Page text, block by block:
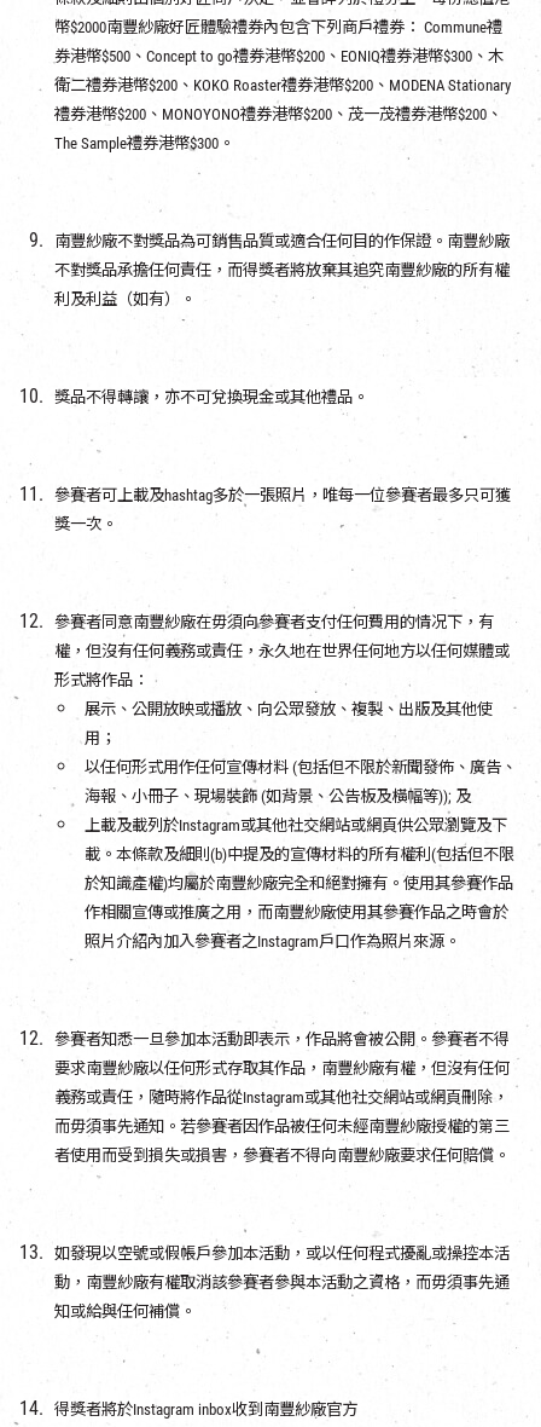
幣$2000南豐紗廠好匠體驗禮券內包含下列商戶禮券： Commune禮
券港幣$500、Concept to go禮券港幣$200、EONIQ禮券港幣$300、木
衛二禮券港幣$200、KOKO Roaster禮券港幣$200、MODENA Stationary
禮券港幣$200、MONOYONO禮券港幣$200、茂一茂禮券港幣$200、
The Sample禮券港幣$300。
南豐紗廠不對獎品為可銷售品質或適合任何目的作保證。南豐紗廠
不對獎品承擔任何責任，而得獎者將放棄其追究南豐紗廠的所有權
利及利益（如有）。
獎品不得轉讓，亦不可兌換現金或其他禮品。
參賽者可上載及hashtag多於一張照片，唯每一位參賽者最多只可獲
獎一次。
參賽者同意南豐紗廠在毋須向參賽者支付任何費用的情况下，有
權，但沒有任何義務或責任，永久地在世界任何地方以任何媒體或
形式將作品：
展示、公開放映或播放、向公眾發放、複製、出版及其他使
用；
以任何形式用作任何宣傳材料 (包括但不限於新聞發佈、廣告、
海報、小冊子、現場裝飾 (如背景、公告板及橫幅等)); 及
上載及載列於Instagram或其他社交網站或網頁供公眾瀏覽及下
載。本條款及細則(b)中提及的宣傳材料的所有權利(包括但不限
於知識產權)均屬於南豐紗廠完全和絕對擁有。使用其參賽作品
作相關宣傳或推廣之用，而南豐紗廠使用其參賽作品之時會於
照片介紹內加入參賽者之Instagram戶口作為照片來源。
參賽者知悉一旦參加本活動即表示，作品將會被公開。參賽者不得
要求南豐紗廠以任何形式存取其作品，南豐紗廠有權，但沒有任何
義務或責任，隨時將作品從Instagram或其他社交網站或網頁刪除，
而毋須事先通知。若參賽者因作品被任何未經南豐紗廠授權的第三
者使用而受到損失或損害，參賽者不得向南豐紗廠要求任何賠償。
如發現以空號或假帳戶參加本活動，或以任何程式擾亂或操控本活
動，南豐紗廠有權取消該參賽者參與本活動之資格，而毋須事先通
知或給與任何補償。
得獎者將於Instagram inbox收到南豐紗廠官方